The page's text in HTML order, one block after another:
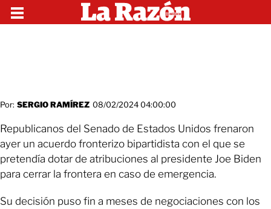
Por: SERGIO RAMÍREZ 08/02/2024 04:00:00
Republicanos del Senado de Estados Unidos frenaron
ayer un acuerdo fronterizo bipartidista con el que se
pretendía dotar de atribuciones al presidente Joe Biden
para cerrar la frontera en caso de emergencia.
Su decisión puso fin a meses de negociaciones con los